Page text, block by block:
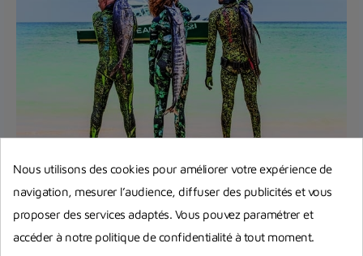
Règlementation chasse sous-marine
en France
Réglementation de la pêche sous-marine en
France : quelles sont les informations à prendre en
Nous utilisons des cookies pour améliorer votre expérience de
navigation, mesurer l’audience, diffuser des publicités et vous
proposer des services adaptés. Vous pouvez paramétrer et
accéder à notre politique de confidentialité à tout moment.